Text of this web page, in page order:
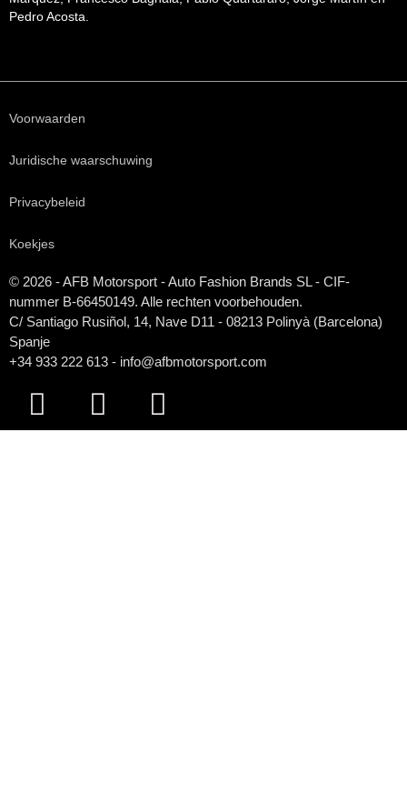
Pedro Acosta.
Voorwaarden
Juridische waarschuwing
Privacybeleid
Koekjes
© 2026 - AFB Motorsport - Auto Fashion Brands SL- CIF-
nummer B-66450149. Alle rechten voorbehouden.
C/ Santiago Rusiñol, 14, Nave D11 - 08213 Polinyà (Barcelona)
Spanje
+34 933 222 613 - info@afbmotorsport.com